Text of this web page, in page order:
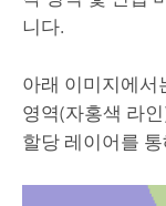
니다.
아래 이미지에서
영역(자홍색 라
할당 레이어를